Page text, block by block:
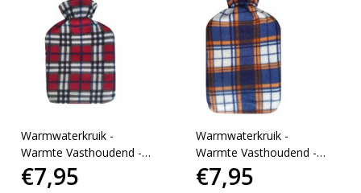
Warmwaterkruik -
Warmte Vasthoudend -
Lekvrij - 70°C Max - 1.7L
€7,95
Warmwaterkruik -
Warmte Vasthoudend -
Lekvrij - 70°C Max - 1.7L
€7,95